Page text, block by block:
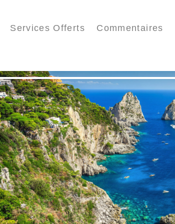
Services Offerts Commentaires